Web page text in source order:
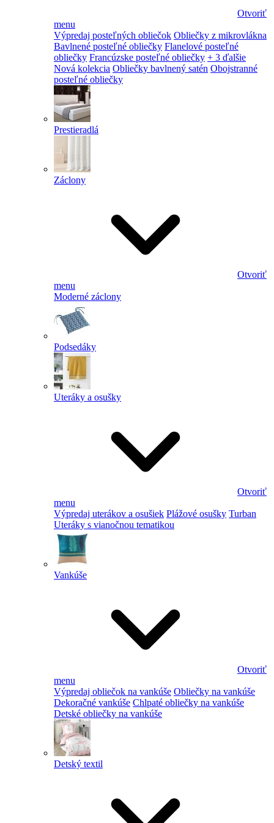
Otvoriť
menu
Výpredaj posteľných obliečok Obliečky z mikrovlákna
Bavlnené posteľné obliečky Flanelové posteľné
obliečky Francúzske posteľné obliečky + 3 ďalšie
Nová kolekcia Obliečky bavlnený satén Obojstranné
posteľné obliečky
Prestieradlá
Záclony
Otvoriť
menu
Moderné záclony
Podsedáky
Uteráky a osušky
Otvoriť
menu
Výpredaj uterákov a osušiek Plážové osušky Turban
Uteráky s vianočnou tematikou
Vankúše
Otvoriť
menu
Výpredaj obliečok na vankúše Obliečky na vankúše
Dekoračné vankúše Chlpaté obliečky na vankúše
Detské obliečky na vankúše
Detský textil